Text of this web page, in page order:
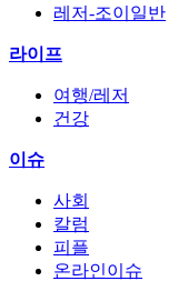
레저-조이일반
라이프
여행/레저
건강
이슈
사회
칼럼
피플
온라인이슈